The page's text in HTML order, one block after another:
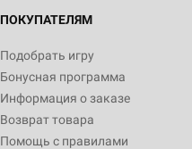
ПОКУПАТЕЛЯМ
Подобрать игру
Бонусная программа
Информация о заказе
Возврат товара
Помощь с правилами